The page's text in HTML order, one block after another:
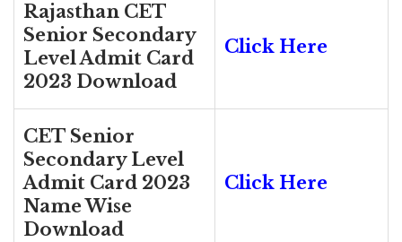
Rajasthan CET
Senior Secondary
Level Admit Card
2023 Download
Click Here
CET Senior
Secondary Level
Admit Card 2023
Name Wise
Download
Click Here